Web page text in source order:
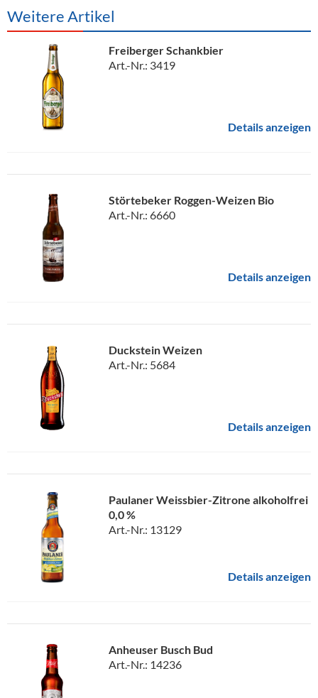
Weitere Artikel
Freiberger Schankbier
Art.-Nr.: 3419
Details anzeigen
Störtebeker Roggen-Weizen Bio
Art.-Nr.: 6660
Details anzeigen
Duckstein Weizen
Art.-Nr.: 5684
Details anzeigen
Paulaner Weissbier-Zitrone alkoholfrei
0,0 %
Art.-Nr.: 13129
Details anzeigen
Anheuser Busch Bud
Art.-Nr.: 14236